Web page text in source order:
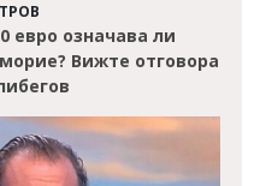
евро означава ли
Вижте отговора